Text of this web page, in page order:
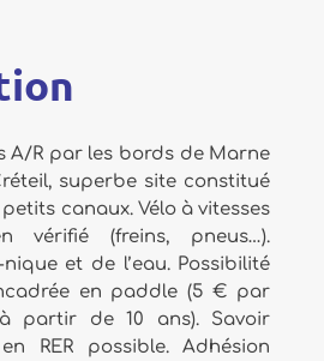
A/R par les bords de Marne
superbe site constitué
canaux. Vélo à vitesses
vérifié (freins, pneus…).
et de l’eau. Possibilité
en paddle (5 € par
partir de 10 ans). Savoir
RER possible. Adhésion